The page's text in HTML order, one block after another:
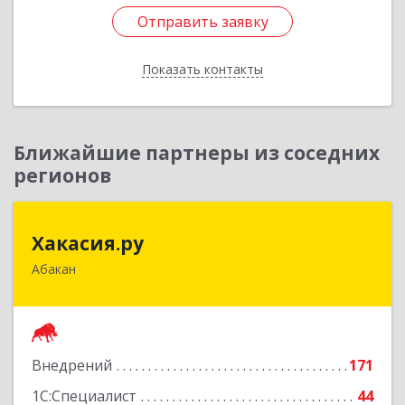
Отправить заявку
Показать контакты
Отправить заявку
Назад
Ближайшие партнеры из соседних
регионов
Хакасия.ру
Абакан
Внедрений
171
1С:Специалист
44
655017, Хакасия Респ, Абакан г, Вяткина ул, дом